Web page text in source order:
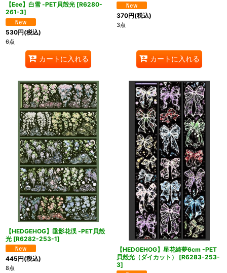
【Eee】白雪 -PET貝殻光 [R6280-
261-3]
530円(税込)
6点
カートに入れる
370円(税込)
3点
カートに入れる
【HEDGEHOG】垂影花渓 -PET貝殻
光 [R6282-253-1]
445円(税込)
8点
【HEDGEHOG】星花綺夢6cm -PET
貝殻光（ダイカット）
[R6283-253-
3]